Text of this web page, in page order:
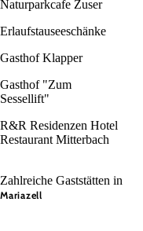
Naturparkcafe Zuser
Erlaufstauseeschänke
Gasthof Klapper
Gasthof "Zum
Sessellift"
R&R Residenzen Hotel
Restaurant Mitterbach
Zahlreiche Gaststätten in
Mariazell